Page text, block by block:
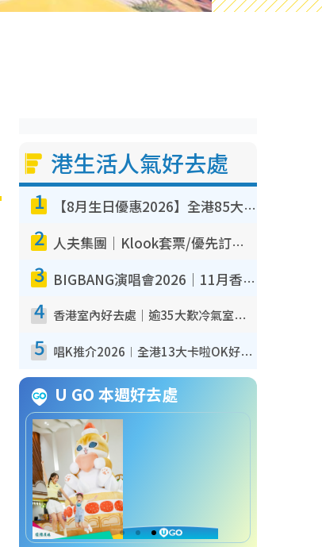
港生活人氣好去處
1 【8月生日優惠2026】全港85大食買玩著數攻略 自助餐/火鍋放題同行免費＋誠品/DONKI送現金券
2 人夫集團｜Klook套票/優先訂票/公開發售搶飛攻略！附票價.購票連結.場地座位表
3 BIGBANG演唱會2026｜11月香港啟德開3場！實名制VIP申請、優先購票攻略
4 香港室內好去處｜逾35大歎冷氣室內好去處推介 室內活動免費避雨無懼落雨
5 唱K推介2026︱全港13大卡啦OK好去處！最平$36起 日文K都有！(附地址+收費詳情)
U GO 本週好去處